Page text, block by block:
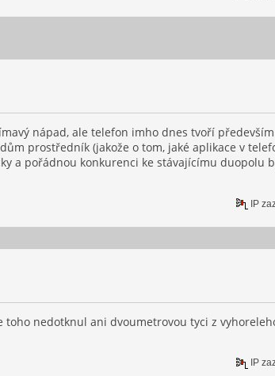
nápad, ale telefon imho dnes tvoří především
prostředník (jakože o tom, jaké aplikace v
a pořádnou konkurenci ke stávajícímu duopolu
IP
toho nedotknul ani dvoumetrovou tyci z
IP